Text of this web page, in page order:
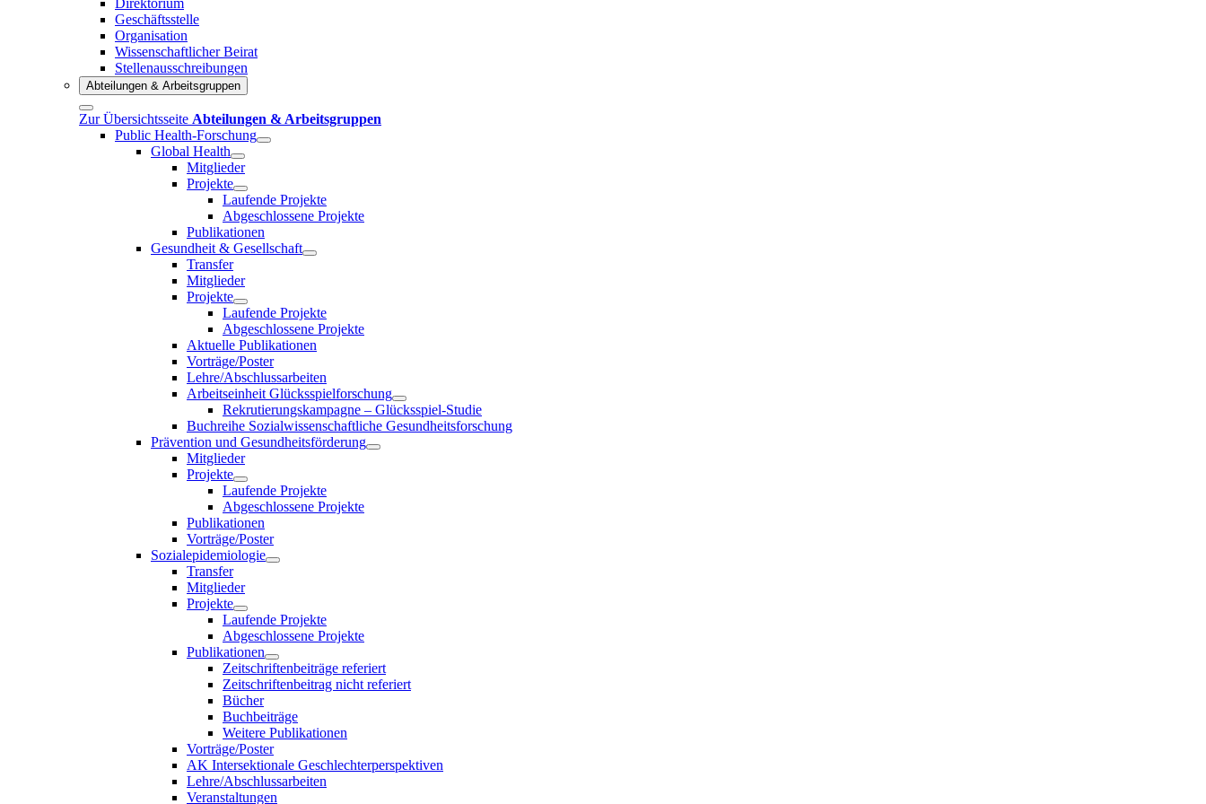
Geschäftsstelle
Organisation
Wissenschaftlicher Beirat
Stellenausschreibungen
Abteilungen & Arbeitsgruppen
Zur Übersichtsseite Abteilungen & Arbeitsgruppen
Public Health-Forschung
Global Health
Mitglieder
Projekte
Laufende Projekte
Abgeschlossene Projekte
Publikationen
Gesundheit & Gesellschaft
Transfer
Mitglieder
Projekte
Laufende Projekte
Abgeschlossene Projekte
Aktuelle Publikationen
Vorträge/Poster
Lehre/Abschlussarbeiten
Arbeitseinheit Glücksspielforschung
Rekrutierungskampagne – Glücksspiel-Studie
Buchreihe Sozialwissenschaftliche Gesundheitsforschung
Prävention und Gesundheitsförderung
Mitglieder
Projekte
Laufende Projekte
Abgeschlossene Projekte
Publikationen
Vorträge/Poster
Sozialepidemiologie
Transfer
Mitglieder
Projekte
Laufende Projekte
Abgeschlossene Projekte
Publikationen
Zeitschriftenbeiträge referiert
Zeitschriftenbeitrag nicht referiert
Bücher
Buchbeiträge
Weitere Publikationen
Vorträge/Poster
AK Intersektionale Geschlechterperspektiven
Lehre/Abschlussarbeiten
Veranstaltungen